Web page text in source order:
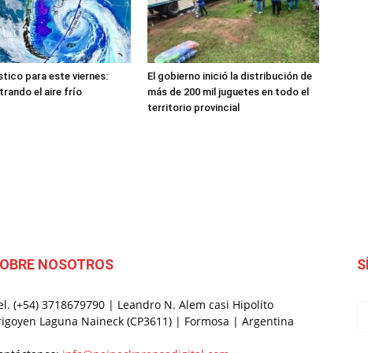
para este viernes:
el aire frío
El gobierno inició la distribución de
más de 200 mil juguetes en todo el
territorio provincial
NOSOTROS
(+54) 3718679790 | Leandro N. Alem casi Hipolito
Laguna Naineck (CP3611) | Formosa | Argentina